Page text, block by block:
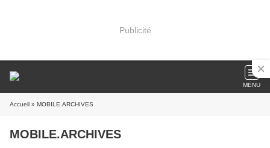
Publicité
MENU
Accueil » MOBILE.ARCHIVES
MOBILE.ARCHIVES